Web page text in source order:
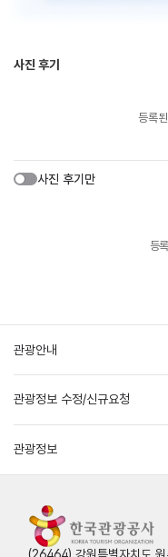
사진 후기
등록
사진 후기만
등
관광안내
관광정보 수정/신규요청
관광정보
(26464) 강원특별자치도